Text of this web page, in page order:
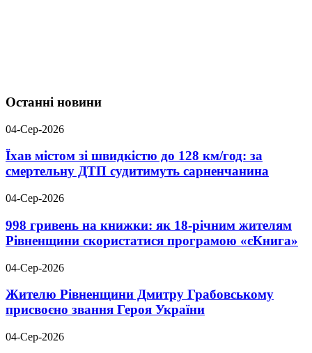
Останні новини
04-Сер-2026
Їхав містом зі швидкістю до 128 км/год: за
смертельну ДТП судитимуть сарненчанина
04-Сер-2026
998 гривень на книжки: як 18-річним жителям
Рівненщини скористатися програмою «єКнига»
04-Сер-2026
Жителю Рівненщини Дмитру Грабовському
присвоєно звання Героя України
04-Сер-2026